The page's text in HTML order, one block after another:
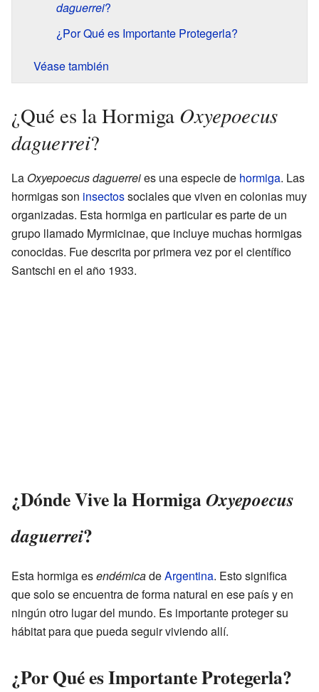
daguerrei?
¿Por Qué es Importante Protegerla?
Véase también
¿Qué es la Hormiga Oxyepoecus
daguerrei?
La Oxyepoecus daguerreies una especie de hormiga. Las
hormigas son insectossociales que viven en colonias muy
organizadas. Esta hormiga en particular es parte de un
grupo llamado Myrmicinae, que incluye muchas hormigas
conocidas. Fue descrita por primera vez por el científico
Santschi en el año 1933.
¿Dónde Vive la HormigaOxyepoecus
daguerrei?
Esta hormiga esendémicadeArgentina. Esto significa
que solo se encuentra de forma natural en ese país y en
ningún otro lugar del mundo. Es importante proteger su
hábitat para que pueda seguir viviendo allí.
¿Por Qué es Importante Protegerla?